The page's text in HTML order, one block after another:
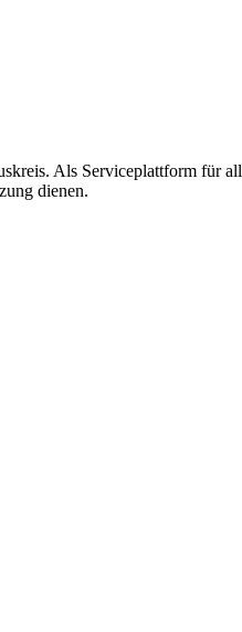
Als Serviceplattform für
dienen.